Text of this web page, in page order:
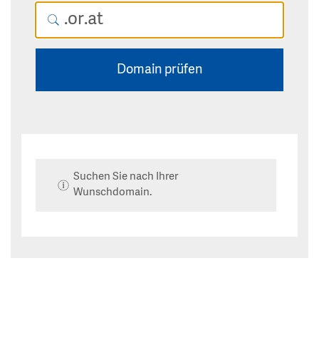
Domain prüfen
Suchen Sie nach Ihrer
Wunschdomain.